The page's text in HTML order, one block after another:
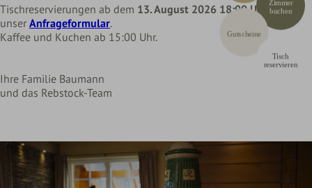
Tischreservierungen ab dem 13. August 2026 18:00 Uhr über
unser Anfrageformular.
Kaffee und Kuchen ab 15:00 Uhr.
Ihre Familie Baumann
und das Rebstock-Team
Zimmer
buchen
Gutscheine
Tisch
reservieren
&
Preise
buchen
Rebstock-
Wohlfühlleistungen
Aktuell akzeptieren wir folgende
Codes:
Bonuscode